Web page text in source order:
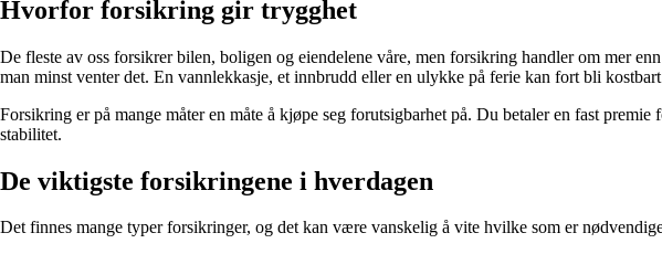
Hvorfor forsikring gir trygghet
De fleste av oss forsikrer bilen, boligen og eiendelene våre, men forsikring handler om mer
man minst venter det. En vannlekkasje, et innbrudd eller en ulykke på ferie kan fort bli
Forsikring er på mange måter en måte å kjøpe seg forutsigbarhet på. Du betaler en fast
stabilitet.
De viktigste forsikringene i hverdagen
Det finnes mange typer forsikringer, og det kan være vanskelig å vite hvilke som er